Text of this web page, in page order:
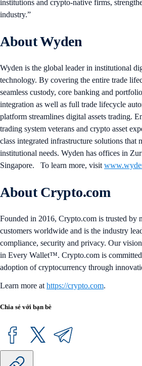
institutions and crypto-native firms,
industry.”
About Wyden
Wyden is the global leader in institutional
technology. By covering the entire trade
seamless custody, core banking and
integration as well as full trade lifecycle
platform streamlines digital assets trading.
trading system veterans and crypto asset
class integrated infrastructure solutions that
institutional needs. Wyden has offices in
Singapore. To learn more, visit
About Crypto.com
Founded in 2016, Crypto.com is trusted by
customers worldwide and is the industry
compliance, security and privacy. Our
in Every Wallet™. Crypto.com is committed
adoption of cryptocurrency through
Learn more at https://crypto.com.
Chia sẻ với bạn bè